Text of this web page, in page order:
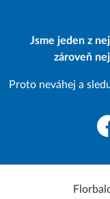
Jsme jeden z
zároveň
Proto neváhej a